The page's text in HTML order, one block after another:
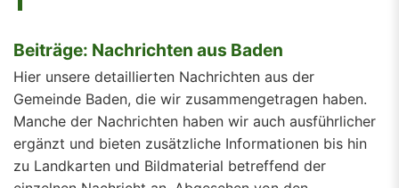
Beiträge: Nachrichten aus Baden
Hier unsere detaillierten Nachrichten aus der
Gemeinde Baden, die wir zusammengetragen haben.
Manche der Nachrichten haben wir auch ausführlicher
ergänzt und bieten zusätzliche Informationen bis hin
zu Landkarten und Bildmaterial betreffend der